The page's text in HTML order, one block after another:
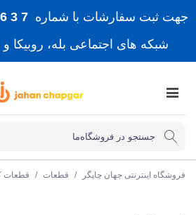
جهت ثبت سفارشات با شماره 7 3 6 0 5 0 1 2 9 9 0
شبکه های اجتماعی بله، روبیکا و
فروشگاه اینترنتی جهان چاپگر / قطعات / قطعات